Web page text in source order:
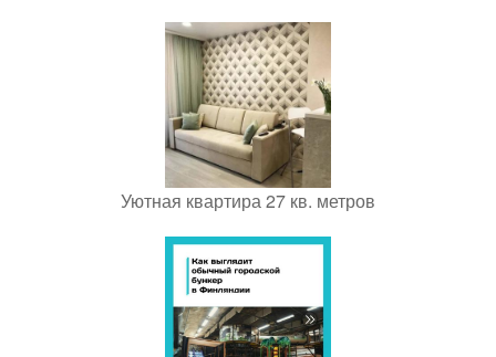
Уютная квартира 27 кв. метров